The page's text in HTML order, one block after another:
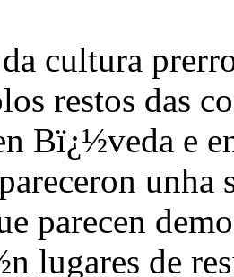
cultura
restos das
Bï¿½veda e
unha
parecen
lugares de